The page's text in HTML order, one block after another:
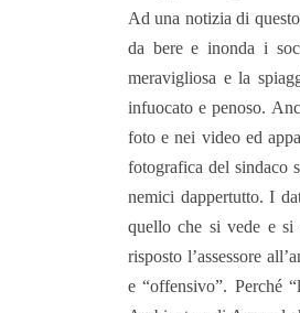
Ad una notizia di
da bere e inonda i
meravigliosa e la
infuocato e penoso.
foto e nei video ed
fotografica del sindaco
nemici dappertutto. I
quello che si vede e si
risposto l’assessore
e “offensivo”. Perché